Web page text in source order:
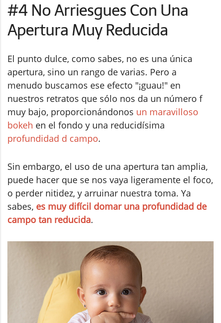
#4 No Arriesgues Con Una
Apertura Muy Reducida
El punto dulce, como sabes, no es una única
apertura, sino un rango de varias. Pero a
menudo buscamos ese efecto "¡guau!" en
nuestros retratos que sólo nos da un número f
muy bajo, proporcionándonos un maravilloso
bokeh en el fondo y una reducidísima
profundidad d campo.
Sin embargo, el uso de una apertura tan amplia,
puede hacer que se nos vaya ligeramente el foco,
o perder nitidez, y arruinar nuestra toma. Ya
sabes, es muy difícil domar una profundidad de
campo tan reducida.